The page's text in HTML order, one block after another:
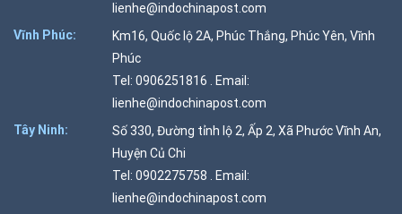
lienhe@indochinapost.com
Vĩnh Phúc:
Km16, Quốc lộ 2A, Phúc Thắng, Phúc Yên, Vĩnh
Phúc
Tel: 0906251816 . Email:
lienhe@indochinapost.com
Tây Ninh:
Số 330, Đường tỉnh lộ 2, Ấp 2, Xã Phước Vĩnh An,
Huyện Củ Chi
Tel: 0902275758 . Email:
lienhe@indochinapost.com